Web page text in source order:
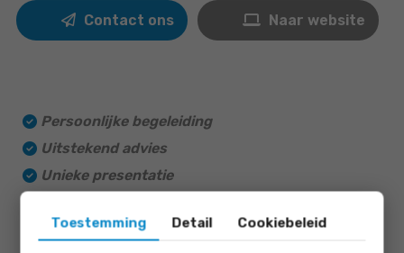
interieur digitaal te restylen en een unieke (3D)
videopresentatie van uw woning te maken. Wij
Contact ons Naar website
Persoonlijke begeleiding
Uitstekend advies
Unieke presentatie
komen
Toestemming Detail Cookiebeleid